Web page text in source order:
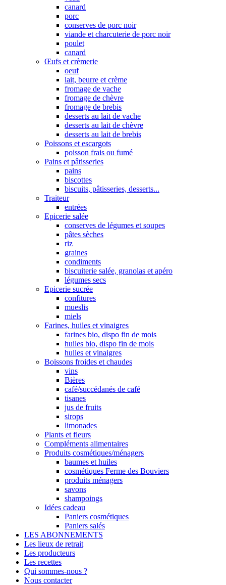
canard
porc
conserves de porc noir
viande et charcuterie de porc noir
poulet
canard
Œufs et crèmerie
oeuf
lait, beurre et crème
fromage de vache
fromage de chèvre
fromage de brebis
desserts au lait de vache
desserts au lait de chèvre
desserts au lait de brebis
Poissons et escargots
poisson frais ou fumé
Pains et pâtisseries
pains
biscottes
biscuits, pâtisseries, desserts...
Traiteur
entrées
Epicerie salée
conserves de légumes et soupes
pâtes sèches
riz
graines
condiments
biscuiterie salée, granolas et apéro
légumes secs
Epicerie sucrée
confitures
mueslis
miels
Farines, huiles et vinaigres
farines bio, dispo fin de mois
huiles bio, dispo fin de mois
huiles et vinaigres
Boissons froides et chaudes
vins
Bières
café/succédanés de café
tisanes
jus de fruits
sirops
limonades
Plants et fleurs
Compléments alimentaires
Produits cosmétiques/ménagers
baumes et huiles
cosmétiques Ferme des Bouviers
produits ménagers
savons
shampoings
Idées cadeau
Paniers cosmétiques
Paniers salés
LES ABONNEMENTS
Les lieux de retrait
Les producteurs
Les recettes
Qui sommes-nous ?
Nous contacter